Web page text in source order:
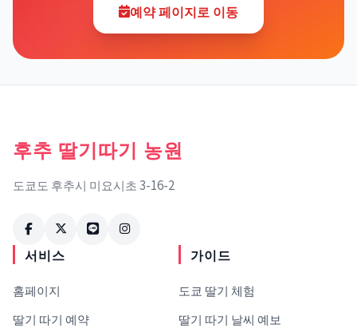
예약 페이지로 이동
후추 딸기따기 농원
도쿄도 후추시 미요시초 3-16-2
서비스
홈페이지
딸기 따기 예약
가이드
도쿄 딸기 체험
딸기 따기 날씨 예보